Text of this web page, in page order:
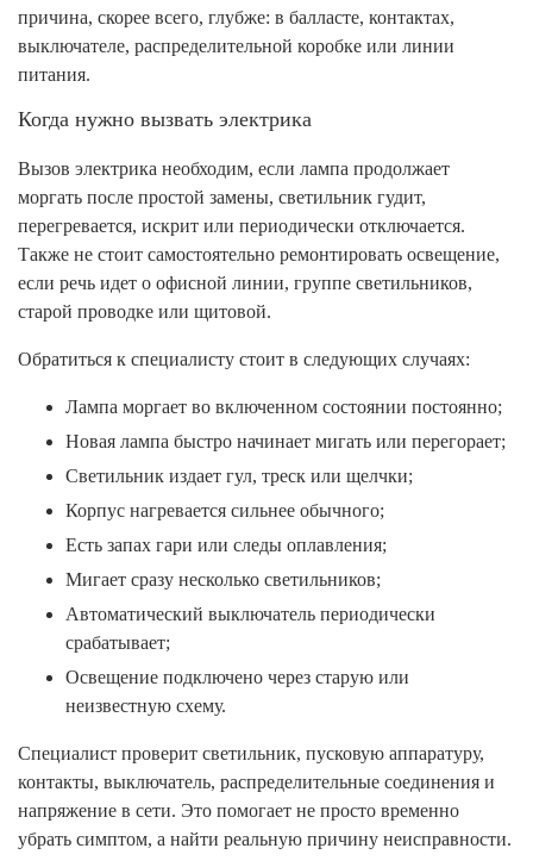
причина, скорее всего, глубже: в балласте, контактах,
выключателе, распределительной коробке или линии
питания.
Когда нужно вызвать электрика
Вызов электрика необходим, если лампа продолжает
моргать после простой замены, светильник гудит,
перегревается, искрит или периодически отключается.
Также не стоит самостоятельно ремонтировать освещение,
если речь идет о офисной линии, группе светильников,
старой проводке или щитовой.
Обратиться к специалисту стоит в следующих случаях:
Лампа моргает во включенном состоянии постоянно;
Новая лампа быстро начинает мигать или перегорает;
Светильник издает гул, треск или щелчки;
Корпус нагревается сильнее обычного;
Есть запах гари или следы оплавления;
Мигает сразу несколько светильников;
Автоматический выключатель периодически
срабатывает;
Освещение подключено через старую или
неизвестную схему.
Специалист проверит светильник, пусковую аппаратуру,
контакты, выключатель, распределительные соединения и
напряжение в сети. Это помогает не просто временно
убрать симптом, а найти реальную причину неисправности.